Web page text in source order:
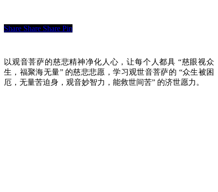
Share Share Share Pin
以观音菩萨的慈悲精神净化人心，让每个人都具 “慈眼视众
生，福聚海无量” 的慈悲悲愿，学习观世音菩萨的 “众生被困
厄，无量苦迫身，观音妙智力，能救世间苦” 的济世愿力。